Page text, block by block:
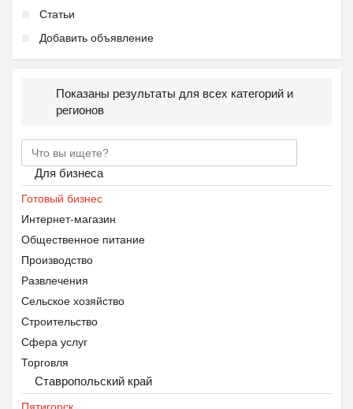
Статьи
Добавить объявление
Показаны результаты для всех категорий и
регионов
Для бизнеса
Готовый бизнес
Интернет-магазин
Общественное питание
Производство
Развлечения
Сельское хозяйство
Строительство
Сфера услуг
Торговля
Другое
Ставропольский край